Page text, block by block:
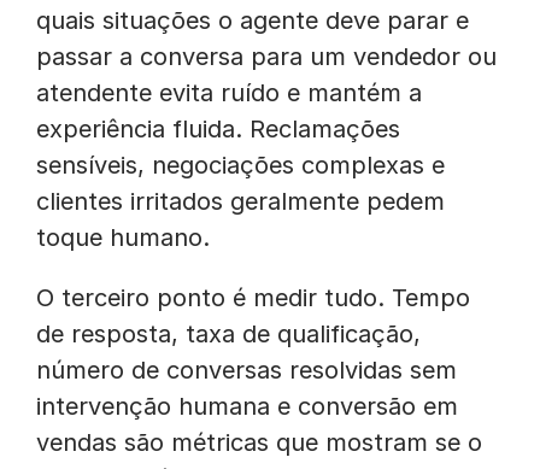
quais situações o agente deve parar e
passar a conversa para um vendedor ou
atendente evita ruído e mantém a
experiência fluida. Reclamações
sensíveis, negociações complexas e
clientes irritados geralmente pedem
toque humano.
O terceiro ponto é medir tudo. Tempo
de resposta, taxa de qualificação,
número de conversas resolvidas sem
intervenção humana e conversão em
vendas são métricas que mostram se o